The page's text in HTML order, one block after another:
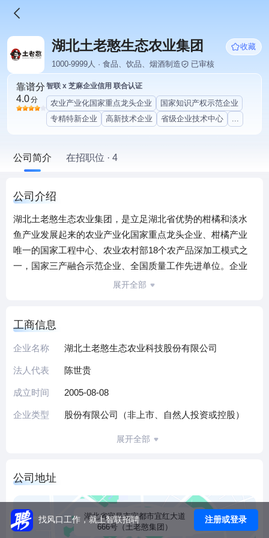
湖北土老憨生态农业集团
收藏
1000-9999人 · 食品、饮品、烟酒制造
已审核
靠谱分
4.0分
智联 x 芝麻企业信用 联合认证
农业产业化国家重点龙头企业
国家知识产权示范企业
专精特新企业
高新技术企业 省级企业技术中心 ...
公司简介 在招职位 · 4
公司介绍
湖北土老憨生态农业集团，是立足湖北省优势的柑橘和淡水
鱼产业发展起来的农业产业化国家重点龙头企业、柑橘产业
唯一的国家工程中心、农业农村部18个农产品深加工模式之
一，国家三产融合示范企业、全国质量工作先进单位。企业
位于湖北省宜都市绿色产品创业园，总占地500亩，总资产12
建设十五万吨橘醋原浆酿造规模，是全国唯一用柑橘酿造桔
醋原浆系列、桔醋保健品系列，桔子醋调味品系列产品的柑
业的供应商，是中国最大的橘醋（果醋）酿造基地。
土老憨集团与中国农业大学、华中农业大学、意大利摩德纳
大利世界著名醋酸菌专家保罗教授、台湾食品专家陈锡秋教
授、浙江大学生命科学院王维义教授等科技专家进行技术指
心价值观，始终将食品安全视为企业生命，牢记“生产安全食
品，服务社会大众”使命，践行“自己生产的产品自己先吃，再
生产卖给消费者”的用良心做产品的庄重承诺。集团自建有农
产品检验检疫和食品安全检测中心，检测能力达到国内先进
展开全部
工商信息
企业名称 湖北土老憨生态农业科技股份有限公司
法人代表 陈世贵
成立时间 2005-08-08
企业类型 股份有限公司（非上市、自然人投资或控股）
展开全部
公司地址
湖北省宜昌市宜都市宜红大道
666号（土老憨集团）
找风口工作，就上智联招聘 注册或登录